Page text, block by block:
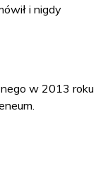
i nigdy
w 2013 roku